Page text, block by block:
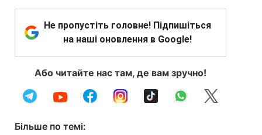
Не пропустіть головне! Підпишіться
на наші оновлення в Google!
Або читайте нас там, де вам зручно!
Більше по темі: